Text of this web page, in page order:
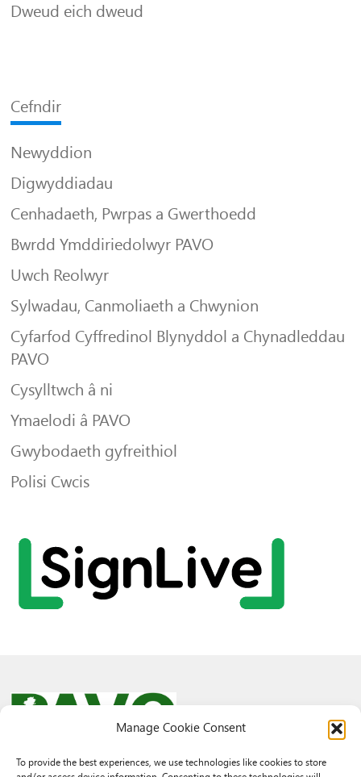
Manage Cookie Consent
To provide the best experiences, we use technologies like cookies to store
Dweud eich dweud
Cefndir
Newyddion
Digwyddiadau
Cenhadaeth, Pwrpas a Gwerthoedd
Bwrdd Ymddiriedolwyr PAVO
Uwch Reolwyr
Sylwadau, Canmoliaeth a Chwynion
Cyfarfod Cyffredinol Blynyddol a Chynadleddau
PAVO
Cysylltwch â ni
Ymaelodi â PAVO
Gwybodaeth gyfreithiol
Polisi Cwcis